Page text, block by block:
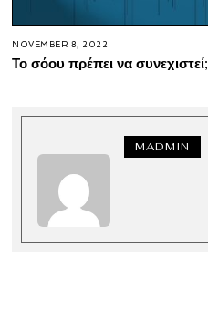
NOVEMBER 8, 2022
Το σόου πρέπει να συνεχιστεί;
MADMIN